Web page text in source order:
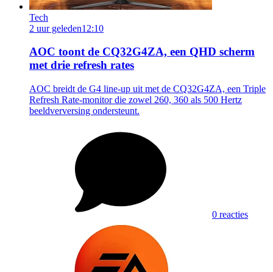
Tech
2 uur geleden12:10
AOC toont de CQ32G4ZA, een QHD scherm
met drie refresh rates
AOC breidt de G4 line-up uit met de CQ32G4ZA, een Triple
Refresh Rate-monitor die zowel 260, 360 als 500 Hertz
beeldverversing ondersteunt.
0 reacties